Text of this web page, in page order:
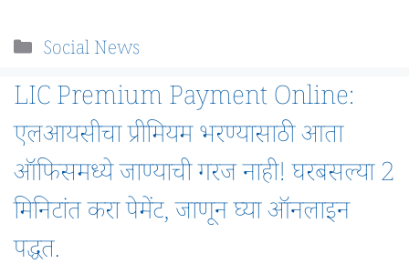
Categories
Social News
LIC Premium Payment Online:
एलआयसीचा प्रीमियम भरण्यासाठी आता
ऑफिसमध्ये जाण्याची गरज नाही! घरबसल्या 2
मिनिटांत करा पेमेंट, जाणून घ्या ऑनलाइन
पद्धत.